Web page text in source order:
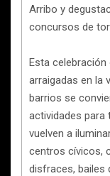
Arribo y
concursos de
Esta celebración
arraigadas en la
barrios se
actividades
vuelven a
centros cívicos,
disfraces, bailes